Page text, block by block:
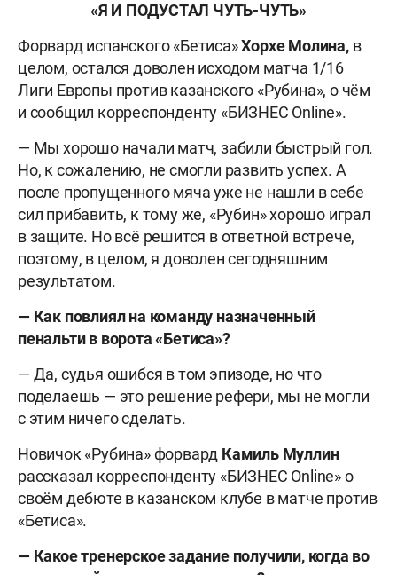
«Я И ПОДУСТАЛ ЧУТЬ-ЧУТЬ»
Форвард испанского «Бетиса»Хорхе Молина,в
целом, остался доволен исходом матча 1/16
Лиги Европы против казанского «Рубина», о чём
и сообщил корреспонденту «БИЗНЕС Online».
— Мы хорошо начали матч, забили быстрый гол.
Но, к сожалению, не смогли развить успех. А
после пропущенного мяча уже не нашли в себе
сил прибавить, к тому же, «Рубин» хорошо играл
в защите. Но всё решится в ответной встрече,
поэтому, в целом, я доволен сегодняшним
результатом.
— Как повлиял на команду назначенный
пенальти в ворота «Бетиса»?
— Да, судья ошибся в том эпизоде, но что
поделаешь — это решение рефери, мы не могли
с этим ничего сделать.
Новичок «Рубина» форвард Камиль Муллин
рассказал корреспонденту «БИЗНЕС Online» о
своём дебюте в казанском клубе в матче против
«Бетиса».
— Какое тренерское задание получили, когда во